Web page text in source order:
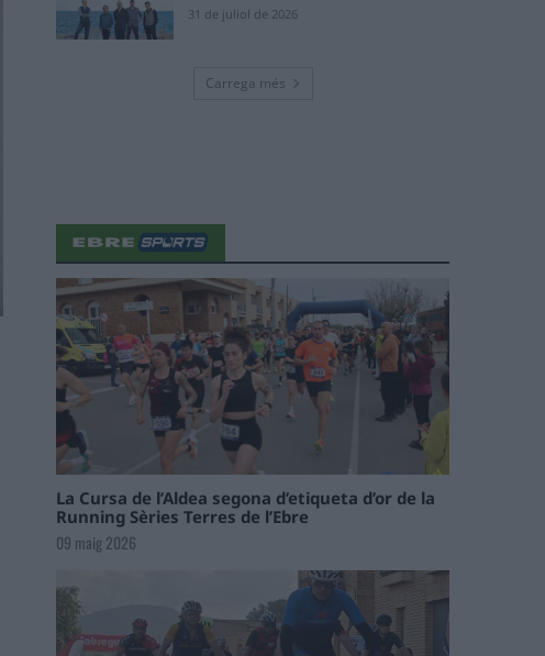
31 de juliol de 2026
Carrega més
La Cursa de l’Aldea segona d’etiqueta d’or de la
Running Sèries Terres de l’Ebre
09 maig 2026